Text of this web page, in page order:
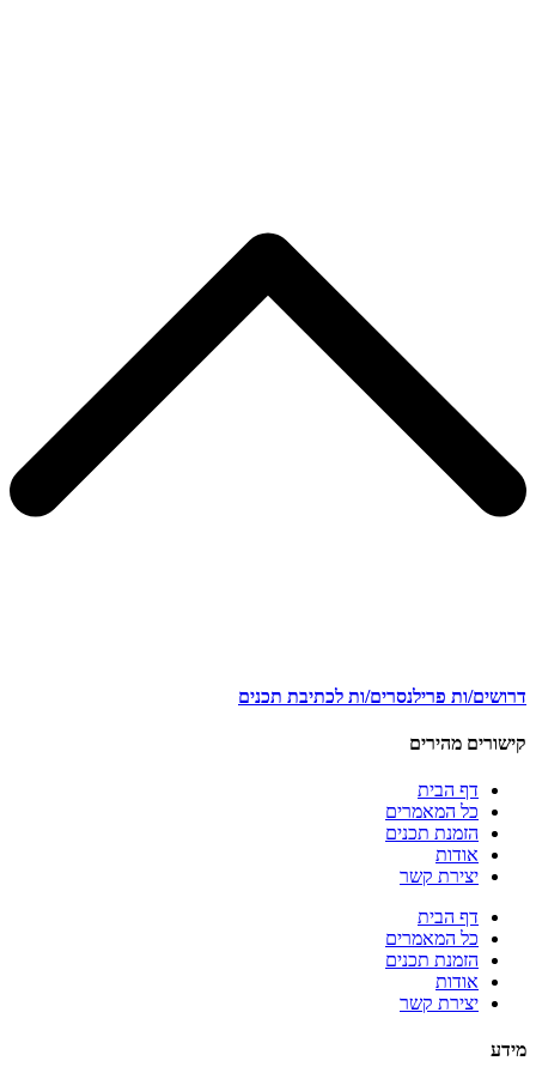
דרושים/ות פרילנסרים/ות לכתיבת תכנים
קישורים מהירים
דף הבית
כל המאמרים
הזמנת תכנים
אודות
יצירת קשר
דף הבית
כל המאמרים
הזמנת תכנים
אודות
יצירת קשר
מידע